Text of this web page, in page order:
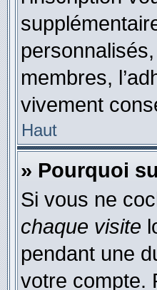
membres,
vivement
Haut
» Pourquoi
Si vous ne
chaque visite
pendant une
votre compte.